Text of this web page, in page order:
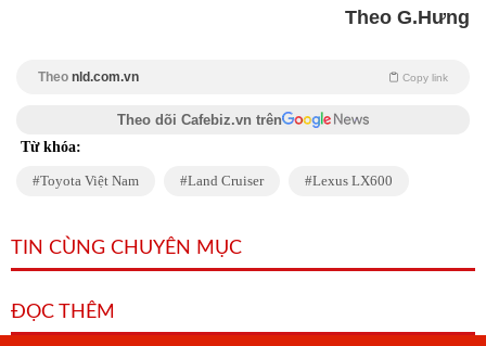
Theo G.Hưng
Theo nld.com.vn Copy link
Theo dõi Cafebiz.vn trên
Từ khóa:
Toyota Việt Nam Land Cruiser Lexus LX600
TIN CÙNG CHUYÊN MỤC
ĐỌC THÊM